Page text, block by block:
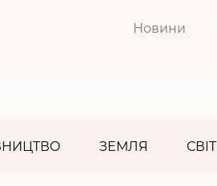
Новини
ЗЕМЛЯ СВІТ